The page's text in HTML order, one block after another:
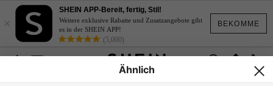
BEKOMME
×
SHEIN APP-Bereit, fertig, Stil!
Weitere exklusive Rabatte und Zusatzangebote gibt
es in der SHEIN APP!
(5,000)
Ähnlich